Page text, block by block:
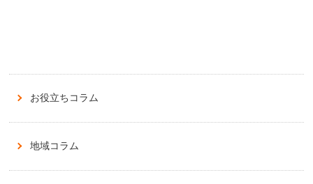
お役立ちコラム
地域コラム